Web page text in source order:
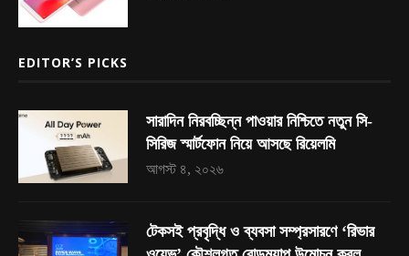
EDITOR’S PICKS
সারাদিন নিরবচ্ছিন্ন পাওয়ার নিশ্চিতে নতুন সি-
সিরিজ স্মার্টফোন নিয়ে আসছে রিয়েলমি
আগস্ট ৪, ২০২৬
টেকসই প্রবৃদ্ধি ও ব্যবসা সম্প্রসারণে ‘রিভার